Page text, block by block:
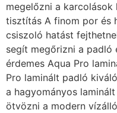
megelőzni a karcolások
tisztítás A finom por és
csiszoló hatást
segít megőrizni a padló
érdemes Aqua Pro
Pro laminált padló
a hagyományos
ötvözni a modern